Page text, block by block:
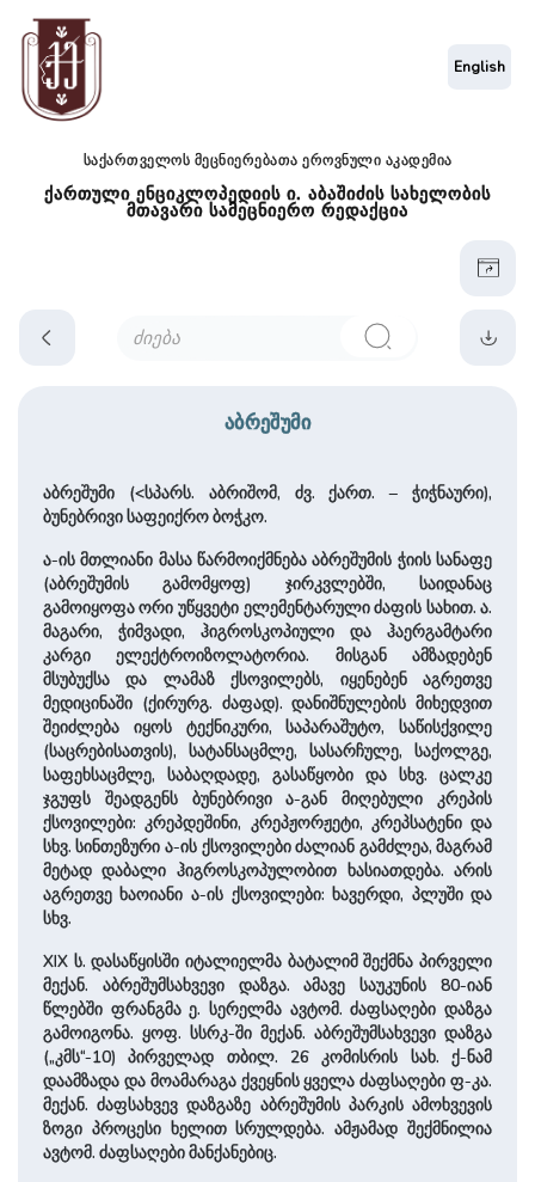
საქართველოს მეცნიერებათა ეროვნული აკადემია
ქართული ენციკლოპედიის ი. აბაშიძის სახელობის
მთავარი სამეცნიერო რედაქცია
English
აბრეშუმი
აბრეშუმი (<სპარს. აბრიშომ, ძვ. ქართ. – ჭიჭნაური),
ბუნებრივი საფეიქრო ბოჭკო.
ა-ის მთლიანი მასა წარმოიქმნება აბრეშუმის ჭიის სანაფე
(აბრეშუმის გამომყოფ) ჯირკვლებში, საიდანაც
გამოიყოფა ორი უწყვეტი ელემენტარული ძაფის სახით. ა.
მაგარი, ჭიმვადი, ჰიგროსკოპიული და ჰაერგამტარი
კარგი ელექტროიზოლატორია. მისგან ამზადებენ
მსუბუქსა და ლამაზ ქსოვილებს, იყენებენ აგრეთვე
მედიცინაში (ქირურგ. ძაფად). დანიშნულების მიხედვით
შეიძლება იყოს ტექნიკური, საპარაშუტო, საწისქვილე
(საცრებისათვის), სატანსაცმლე, სასარჩულე, საქოლგე,
საფეხსაცმლე, საბაღდადე, გასაწყობი და სხვ. ცალკე
ჯგუფს შეადგენს ბუნებრივი ა-გან მიღებული კრეპის
ქსოვილები: კრეპდეშინი, კრეპჟორჟეტი, კრეპსატენი და
სხვ. სინთეზური ა-ის ქსოვილები ძალიან გამძლეა, მაგრამ
მეტად დაბალი ჰიგროსკოპულობით ხასიათდება. არის
აგრეთვე ხაოიანი ა-ის ქსოვილები: ხავერდი, პლუში და
სხვ.
XIX ს. დასაწყისში იტალიელმა ბატალიმ შექმნა პირველი
მექან. აბრეშუმსახვევი დაზგა. ამავე საუკუნის 80-იან
წლებში ფრანგმა ე. სერელმა ავტომ. ძაფსაღები დაზგა
გამოიგონა. ყოფ. სსრკ-ში მექან. აბრეშუმსახვევი დაზგა
(„კმს“-10) პირველად თბილ. 26 კომისრის სახ. ქ-ნამ
დაამზადა და მოამარაგა ქვეყნის ყველა ძაფსაღები ფ-კა.
მექან. ძაფსახვევ დაზგაზე აბრეშუმის პარკის ამოხვევის
ზოგი პროცესი ხელით სრულდება. ამჟამად შექმნილია
ავტომ. ძაფსაღები მანქანებიც.